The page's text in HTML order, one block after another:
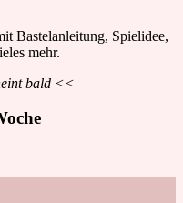
Bastelanleitung, Spielidee,
mehr.
bald <<